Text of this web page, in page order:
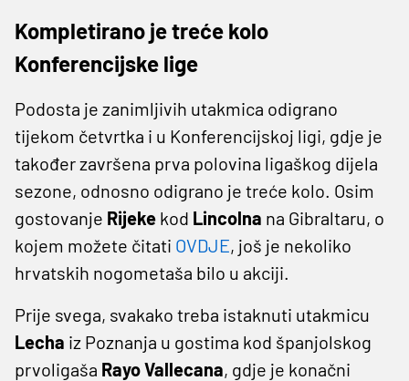
Kompletirano je treće kolo
Konferencijske lige
Podosta je zanimljivih utakmica odigrano
tijekom četvrtka i u Konferencijskoj ligi, gdje je
također završena prva polovina ligaškog dijela
sezone, odnosno odigrano je treće kolo. Osim
gostovanje Rijeke kod Lincolna na Gibraltaru, o
kojem možete čitati OVDJE, još je nekoliko
hrvatskih nogometaša bilo u akciji.
Prije svega, svakako treba istaknuti utakmicu
Lecha iz Poznanja u gostima kod španjolskog
prvoligaša Rayo Vallecana, gdje je konačni